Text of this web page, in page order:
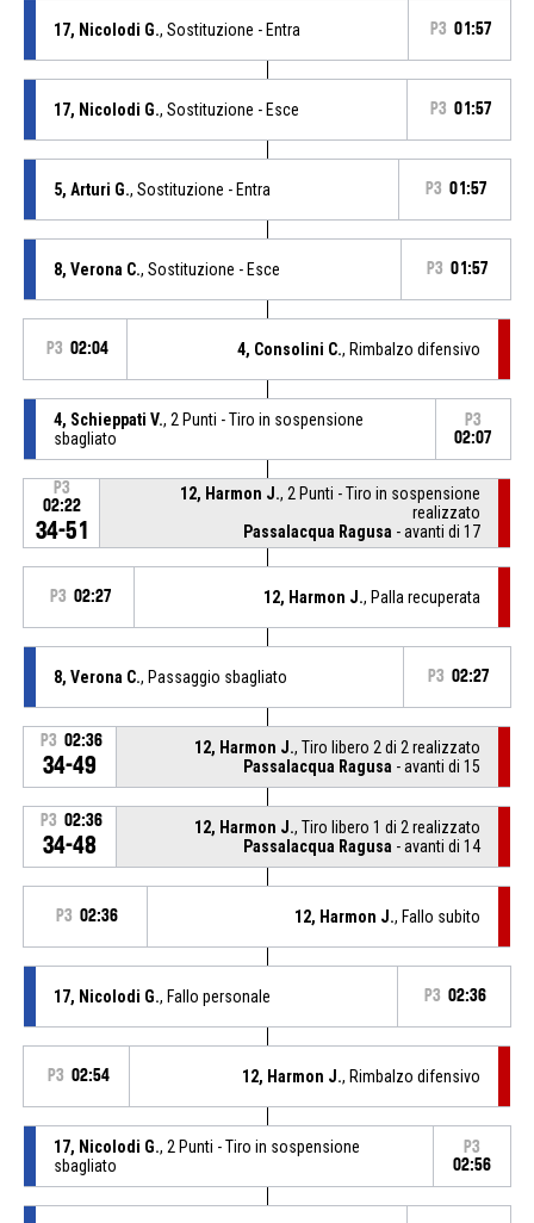
17, Nicolodi G., Sostituzione - Entra P3 01:57
17, Nicolodi G., Sostituzione - Esce P3 01:57
5, Arturi G., Sostituzione - Entra P3 01:57
8, Verona C., Sostituzione - Esce P3 01:57
P3 02:04 4, Consolini C., Rimbalzo difensivo
4, Schieppati V., 2 Punti - Tiro in sospensione
sbagliato
P3
02:07
P3
02:22
34-51
12, Harmon J., 2 Punti - Tiro in sospensione
realizzato
Passalacqua Ragusa - avanti di 17
P3 02:27 12, Harmon J., Palla recuperata
8, Verona C., Passaggio sbagliato P3 02:27
P3 02:36
34-49
12, Harmon J., Tiro libero 2 di 2 realizzato
Passalacqua Ragusa - avanti di 15
P3 02:36
34-48
12, Harmon J., Tiro libero 1 di 2 realizzato
Passalacqua Ragusa - avanti di 14
P3 02:36 12, Harmon J., Fallo subito
17, Nicolodi G., Fallo personale P3 02:36
P3 02:54 12, Harmon J., Rimbalzo difensivo
17, Nicolodi G., 2 Punti - Tiro in sospensione
sbagliato
P3
02:56